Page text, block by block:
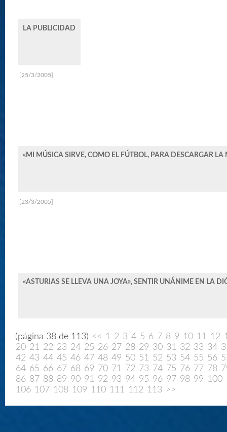
LA PUBLICIDAD
«MI MÚSICA SIRVE, COMO EL FÚTBOL, PARA DESCARGAR LA
[25/3/2005]
«ASTURIAS SE LLEVA UNA JOYA», SENTIR UNÁNIME EN LA
[23/3/2005]
(página 38 de 113) << 1 2 3 4 5 6 7 8 9 10 11 12
20 21 22 23 24 25 26 27 28 29 30 31 32 33 34
42 43 44 45 46 47 48 49 50 51 52 53 54 55 56
64 65 66 67 68 69 70 71 72 73 74 75 76 77 78
86 87 88 89 90 91 92 93 94 95 96 97 98 99 100
106 107 108 109 110 111 112 113 >>